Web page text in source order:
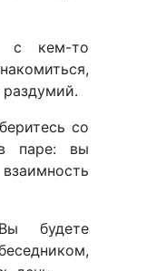
с кем-то
раздумий.
со
паре: вы
будете